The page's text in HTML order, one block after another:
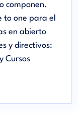
componen.
to one para el
en abierto
y directivos:
Cursos